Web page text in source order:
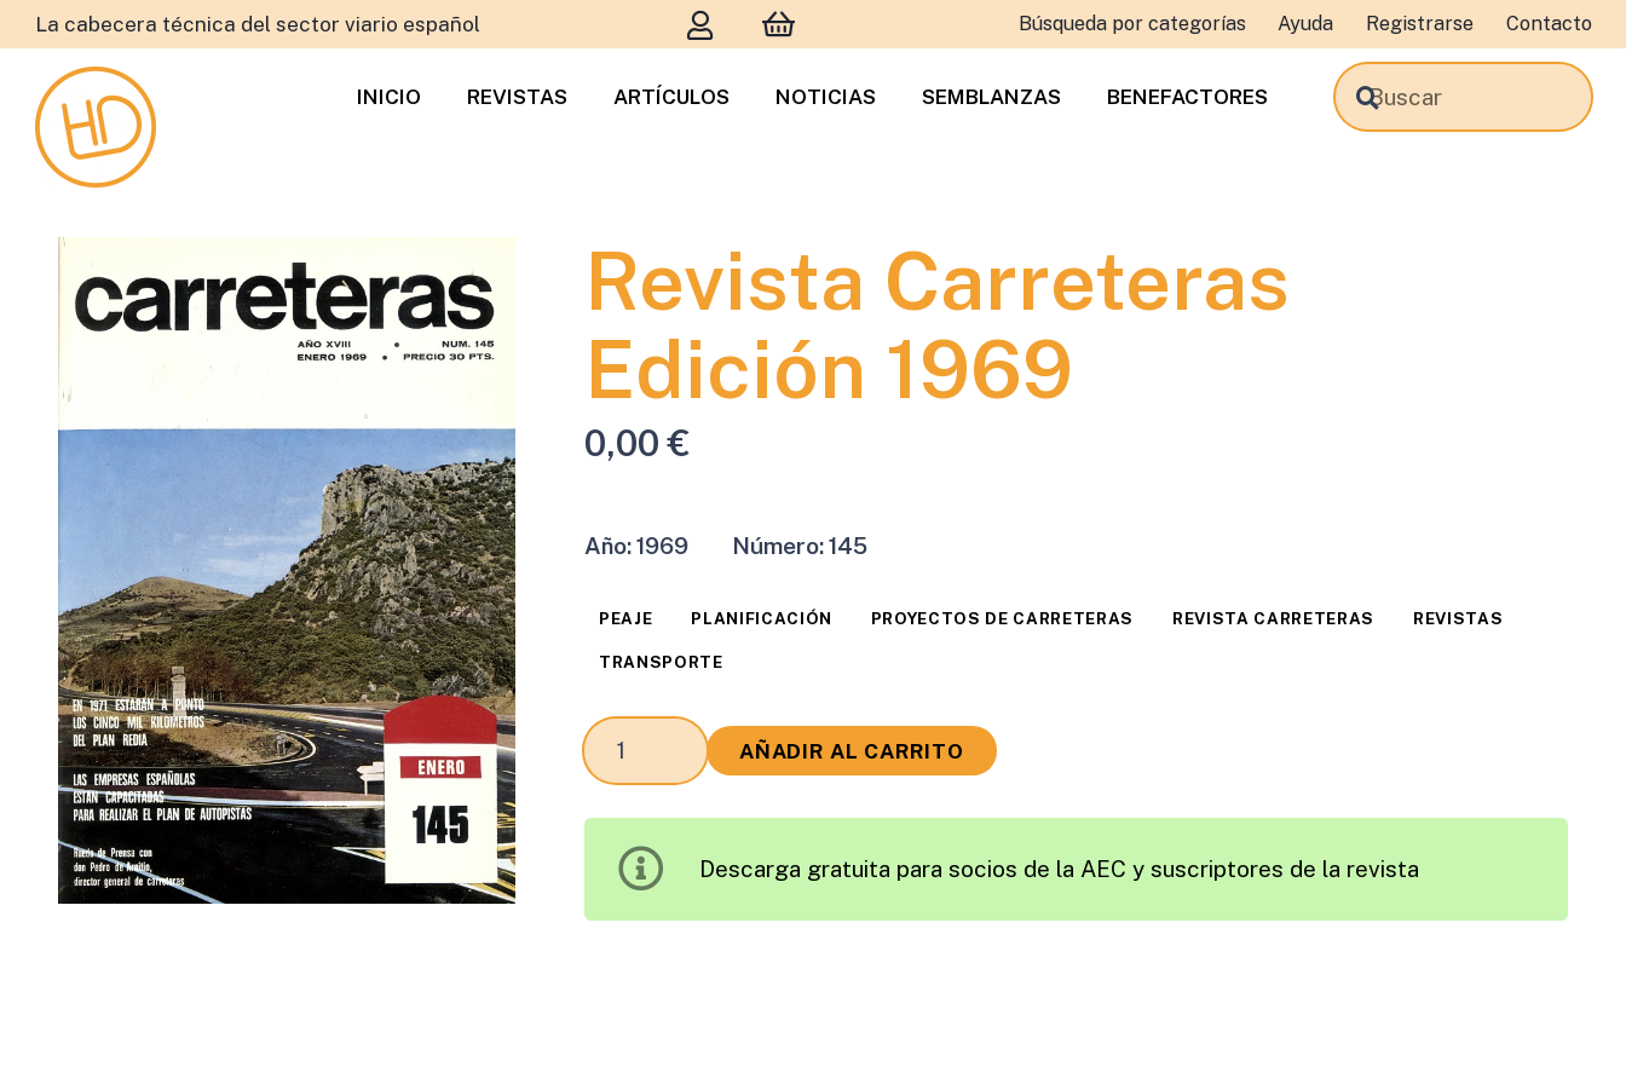
La cabecera técnica del sector viario español Búsqueda por categorías Ayuda Registrarse Contacto
INICIO REVISTAS ARTÍCULOS NOTICIAS SEMBLANZAS BENEFACTORES
Revista Carreteras
Edición 1969
0,00€
Año:1969 Número:145
PEAJE PLANIFICACIÓN PROYECTOS DE CARRETERAS REVISTA CARRETERAS REVISTAS
TRANSPORTE
Revista
Carreteras
cantidad
AÑADIR AL CARRITO
Descarga gratuita para socios de la AEC y suscriptores de la revista